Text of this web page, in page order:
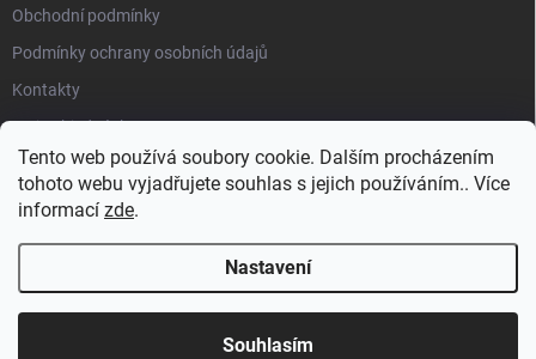
Tento web používá soubory cookie. Dalším procházením
tohoto webu vyjadřujete souhlas s jejich používáním.. Více
informací zde.
Nastavení
Souhlasím
Obchodní podmínky
Podmínky ochrany osobních údajů
Kontakty
Moje objednávka
HEUREKA
EUROLAMP.cz . Všechna práva vyhrazena.